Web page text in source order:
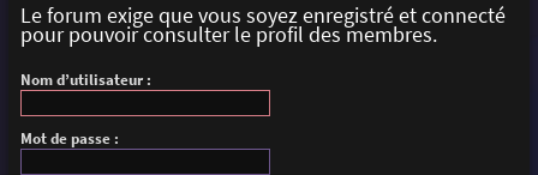
Le forum exige que vous soyez enregistré et connecté
pour pouvoir consulter le profil des membres.
Nom d’utilisateur :
Mot de passe :